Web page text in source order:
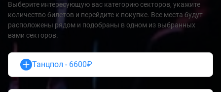
Выберите интересующую вас категорию секторов, укажите
количество билетов и перейдите к покупке. Все места будут
расположены рядом и подобраны в одном из выбранных
вами секторов.
Танцпол - 6600₽